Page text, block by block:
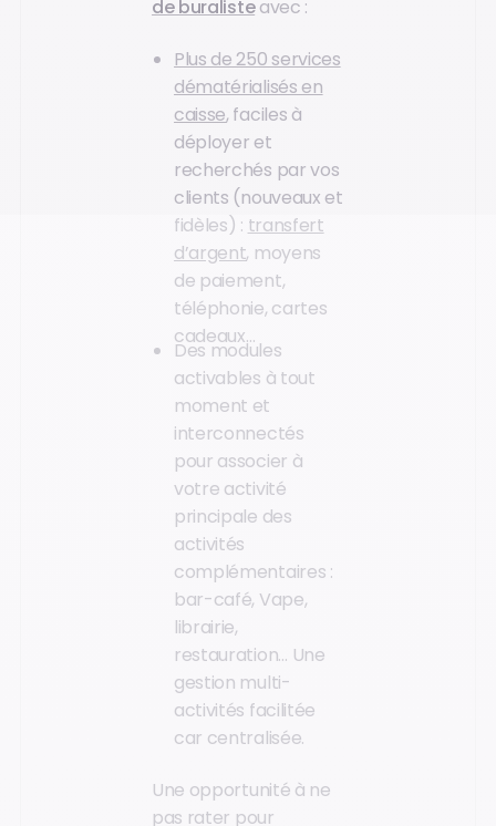
de buralisteavec :
Plus de 250 services
dématérialisés en
caisse, faciles à
déployer et
recherchés par vos
clients (nouveaux et
fidèles) : transfert
d’argent, moyens
de paiement,
téléphonie, cartes
cadeaux…
Des modules
activables à tout
moment et
interconnectés
pour associer à
votre activité
principale des
activités
complémentaires :
bar-café, Vape,
librairie,
restauration… Une
gestion multi-
activités facilitée
car centralisée.
Une opportunité à ne
pas rater pour